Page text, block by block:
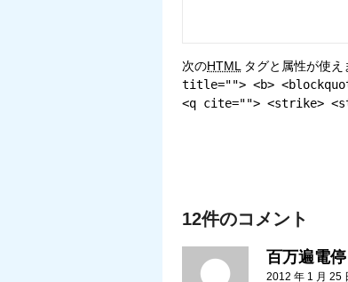
次のHTML タグと属性が使え
title=""> <b>
<q cite=""> <strike>
12件のコメント
百万遍電停
2012 年 1 月 25